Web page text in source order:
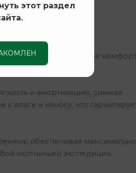
идеальное сочетание
и амортизацию, снижая
влаге и износу, что
обеспечивая
охотничьей экспедиции.
этот раздел